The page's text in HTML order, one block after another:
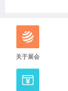
关于展会